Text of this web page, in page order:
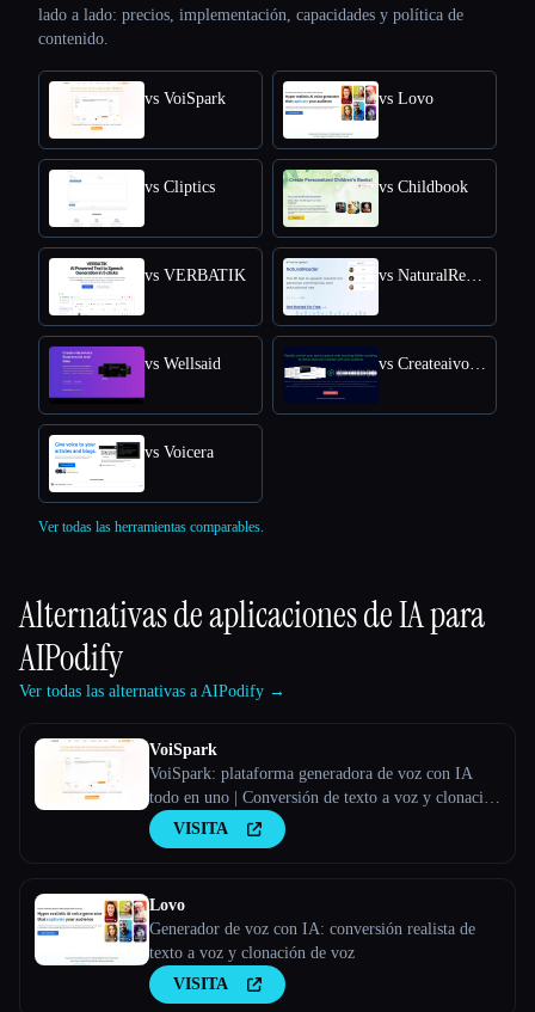
lado a lado: precios, implementación, capacidades y política de
contenido.
vs VoiSpark vs Lovo
vs Cliptics vs Childbook
vs VERBATIK vs NaturalReader
vs Wellsaid vs Createaivoiceovers
vs Voicera
Ver todas las herramientas comparables.
Alternativas de aplicaciones de IA para
AIPodify
Ver todas las alternativas a AIPodify →
VoiSpark
VoiSpark: plataforma generadora de voz con IA
todo en uno | Conversión de texto a voz y clonación
de vozVISITA
Lovo
Generador de voz con IA: conversión realista de
texto a voz y clonación de voz
VISITA